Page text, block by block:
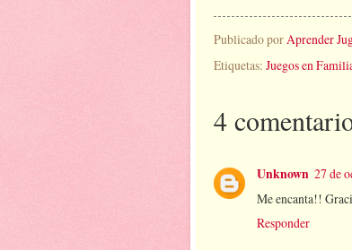
Publicado porAprender
Etiquetas: Juegos en
4
Unknown 27 de
Me encanta!!
Responder